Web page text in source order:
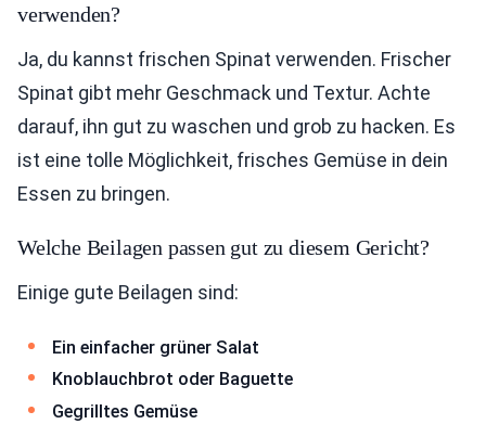
verwenden?
Ja, du kannst frischen Spinat verwenden. Frischer
Spinat gibt mehr Geschmack und Textur. Achte
darauf, ihn gut zu waschen und grob zu hacken. Es
ist eine tolle Möglichkeit, frisches Gemüse in dein
Essen zu bringen.
Welche Beilagen passen gut zu diesem Gericht?
Einige gute Beilagen sind:
Ein einfacher grüner Salat
Knoblauchbrot oder Baguette
Gegrilltes Gemüse